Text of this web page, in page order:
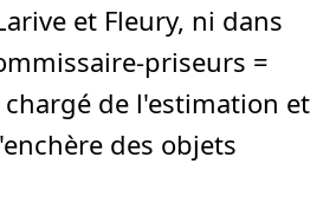
et Fleury, ni dans
priseurs =
de l'estimation et
des objets